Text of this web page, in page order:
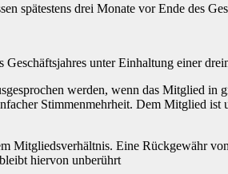
spätestens drei Monate vor Ende des
unter Einhaltung einer
werden, wenn das Mitglied in
Stimmenmehrheit. Dem Mitglied
Eine Rückgewähr
hiervon unberührt